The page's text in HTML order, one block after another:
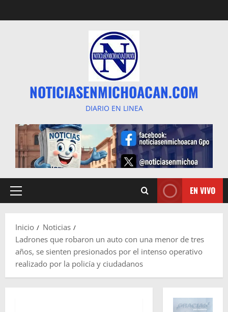
al
NOTICIASENMICHOACAN.COM
DIARIO EN LINEA
Menú
EN VIVO
Inicio
Noticias
Ladrones que robaron un auto con una menor de tres
años, se sienten presionados por el intenso operativo
realizado por la policía y ciudadanos